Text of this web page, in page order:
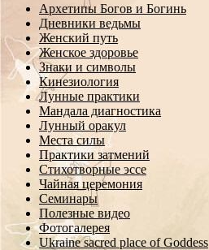
Архетипы Богов и Богинь
Дневники ведьмы
Женский путь
Женское здоровье
Знаки и символы
Кинезиология
Лунные практики
Мандала диагностика
Лунный оракул
Места силы
Практики затмений
Стихотворные эссе
Чайная церемония
Семинары
Полезные видео
Фотогалерея
Ukraine sacred place of Goddess